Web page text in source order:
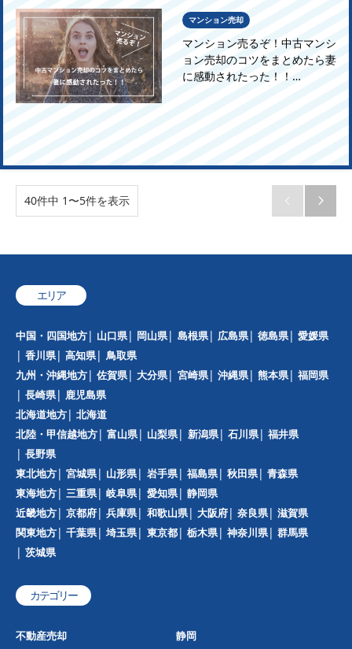
マンション売却
マンション売るぞ！中古マンシ
ョン売却のコツをまとめたら妻
に感動されたった！！…
40件中 1〜5件を表示  
エリア
中国・四国地方 山口県 岡山県 島根県 広島県 徳島県
愛媛県
香川県
高知県
鳥取県
九州・沖縄地方
佐賀県 大分県 宮崎県 沖縄県 熊本県
福岡県
長崎県
鹿児島県
北海道地方
北海道
北陸・甲信越地方
富山県 山梨県 新潟県 石川県
福井県
長野県
東北地方
宮城県 山形県 岩手県 福島県 秋田県
青森県
東海地方
三重県 岐阜県 愛知県
静岡県
近畿地方
京都府 兵庫県 和歌山県 大阪府 奈良県
滋賀県
関東地方
千葉県 埼玉県 東京都 栃木県 神奈川県
群馬県
茨城県
カテゴリー
不動産売却 静岡